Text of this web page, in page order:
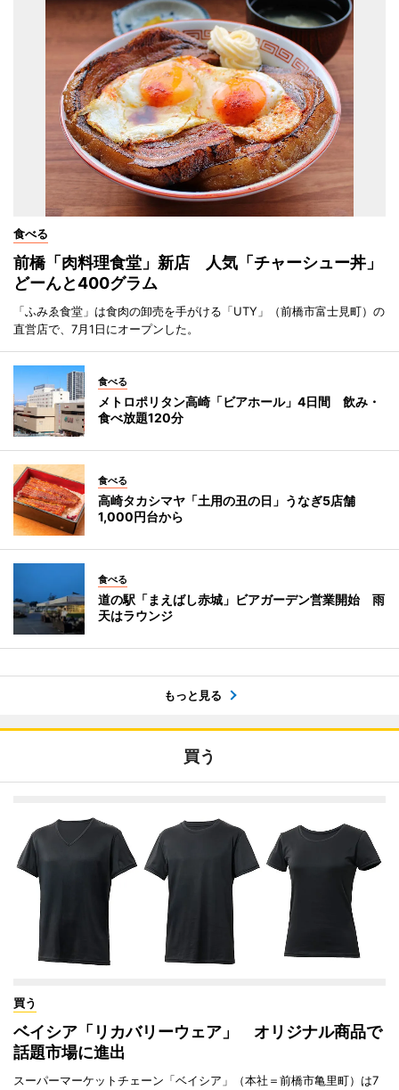
食べる
前橋「肉料理食堂」新店 人気「チャーシュー丼」
どーんと400グラム
「ふみゑ食堂」は食肉の卸売を手がける「UTY」（前橋市富士見町）の
直営店で、7月1日にオープンした。
食べる
メトロポリタン高崎「ビアホール」4日間 飲み・
食べ放題120分
食べる
高崎タカシマヤ「土用の丑の日」うなぎ5店舗
1,000円台から
食べる
道の駅「まえばし赤城」ビアガーデン営業開始 雨
天はラウンジ
もっと見る
買う
買う
ベイシア「リカバリーウェア」 オリジナル商品で
話題市場に進出
スーパーマーケットチェーン「ベイシア」（本社＝前橋市亀里町）は7